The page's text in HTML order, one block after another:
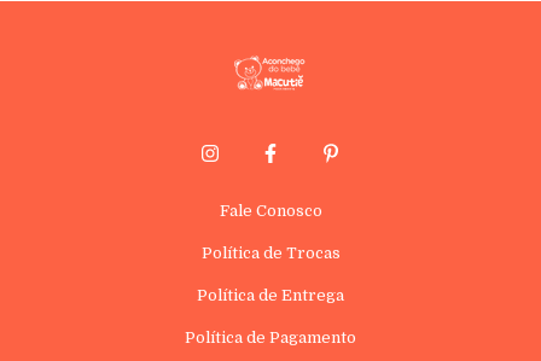
Fale Conosco
Política de Trocas
Política de Entrega
Política de Pagamento